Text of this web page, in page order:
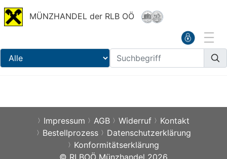
MÜNZHANDEL der RLB OÖ
Impressum AGB Widerruf
Kontakt
Bestellprozess
Datenschutzerklärung
Konformitätserklärung
© RLBOÖ Münzhandel 2026